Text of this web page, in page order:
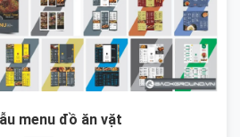
menu đồ ăn vặt